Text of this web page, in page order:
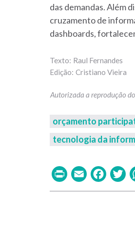
das demandas. Além
cruzamento de
dashboards,
Raul Fernandes
Cristiano Vieira
orçamento
tecnologia da
PrintEmail